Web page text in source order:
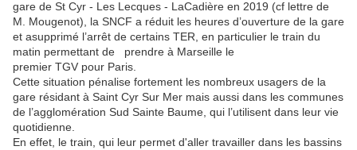
gare de St Cyr - Les Lecques - LaCadière en 2019 (cf lettre de
M. Mougenot), la SNCF a réduit les heures d’ouverture de la gare
et asupprimé l’arrêt de certains TER, en particulier le train du
matin permettant de prendre à Marseille le
premier TGV pour Paris.
Cette situation pénalise fortement les nombreux usagers de la
gare résidant à Saint Cyr Sur Mer mais aussi dans les communes
de l’agglomération Sud Sainte Baume, qui l’utilisent dans leur vie
quotidienne.
En effet, le train, qui leur permet d'aller travailler dans les bassins